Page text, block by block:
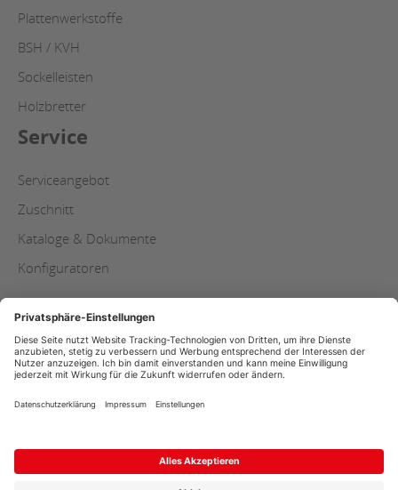
Plattenwerkstoffe
BSH / KVH
Sockelleisten
Holzbretter
Service
Serviceangebot
Zuschnitt
Kataloge & Dokumente
Konfiguratoren
AGB
Datenschutz